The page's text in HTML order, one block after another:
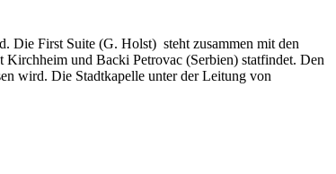
Die First Suite (G. Holst) steht zusammen mit den
Kirchheim und Backi Petrovac (Serbien) statfindet. Den
wird. Die Stadtkapelle unter der Leitung von